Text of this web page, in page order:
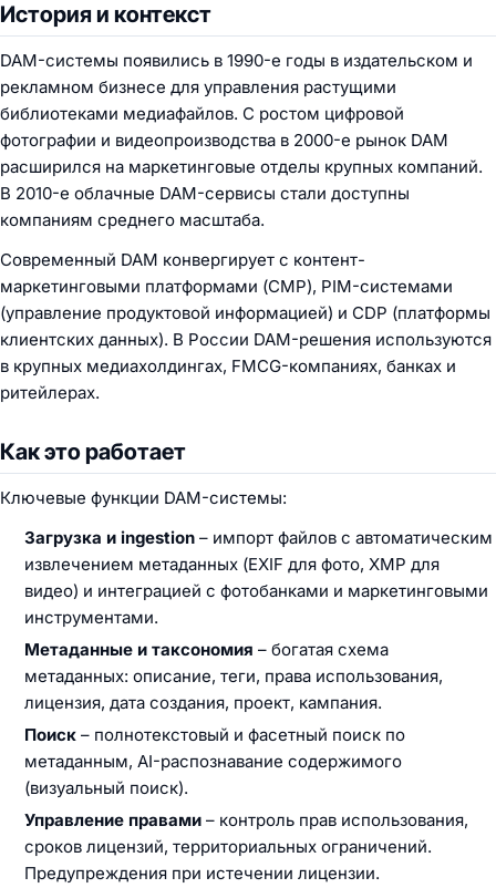
История и контекст
DAM-системы появились в 1990-е годы в издательском и
рекламном бизнесе для управления растущими
библиотеками медиафайлов. С ростом цифровой
фотографии и видеопроизводства в 2000-е рынок DAM
расширился на маркетинговые отделы крупных компаний.
В 2010-е облачные DAM-сервисы стали доступны
компаниям среднего масштаба.
Современный DAM конвергирует с контент-
маркетинговыми платформами (CMP), PIM-системами
(управление продуктовой информацией) и CDP (платформы
клиентских данных). В России DAM-решения используются
в крупных медиахолдингах, FMCG-компаниях, банках и
ритейлерах.
Как это работает
Ключевые функции DAM-системы:
Загрузка и ingestion – импорт файлов с автоматическим
извлечением метаданных (EXIF для фото, XMP для
видео) и интеграцией с фотобанками и маркетинговыми
инструментами.
Метаданные и таксономия – богатая схема
метаданных: описание, теги, права использования,
лицензия, дата создания, проект, кампания.
Поиск – полнотекстовый и фасетный поиск по
метаданным, AI-распознавание содержимого
(визуальный поиск).
Управление правами – контроль прав использования,
сроков лицензий, территориальных ограничений.
Предупреждения при истечении лицензии.